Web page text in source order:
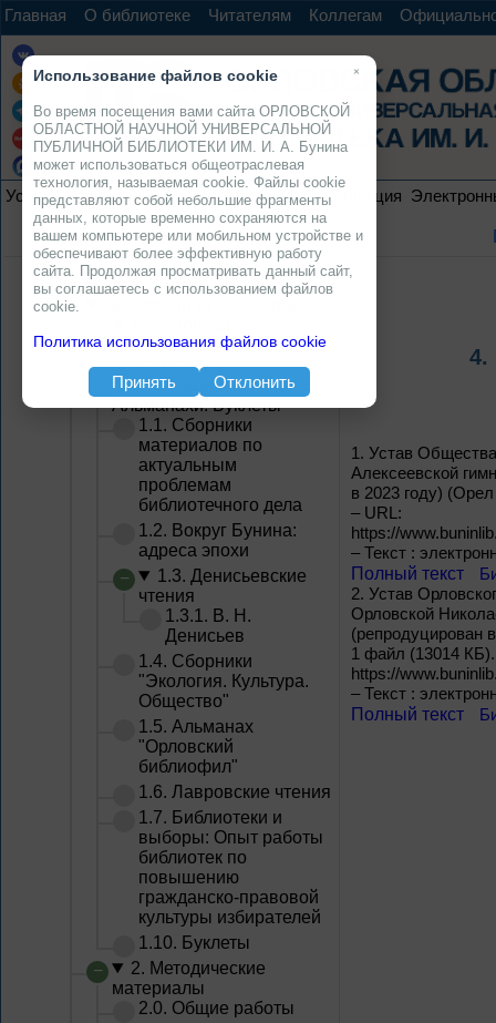
Главная О библиотеке Читателям Коллегам
Услуги Ресурсы Проекты Электронная коллекция
материалов научно-
практических
конференций, семинаров.
Альманахи. Буклеты
1.1. Сборники
материалов по
актуальным
проблемам
библиотечного дела
1.2. Вокруг Бунина:
адреса эпохи
1.3. Денисьевские
чтения
1.3.1. В. Н.
Денисьев
1.4. Сборники
"Экология. Культура.
Общество"
1.5. Альманах
"Орловский
библиофил"
1.6. Лавровские чтения
1.7. Библиотеки и
выборы: Опыт работы
библиотек по
повышению
гражданско-правовой
культуры избирателей
1.10. Буклеты
2. Методические
материалы
2.0. Общие работы
4.
1. Устав
Алексеевской
в 2023 году)
– URL:
https://
– Текст :
Полный текст
2. Устав
Орловской
(репродуцирован
1 файл (13014
https://
– Текст :
Полный текст
×
Использование файлов cookie
Во время посещения вами сайта ОРЛОВСКОЙ
ОБЛАСТНОЙ НАУЧНОЙ УНИВЕРСАЛЬНОЙ
ПУБЛИЧНОЙ БИБЛИОТЕКИ ИМ. И. А. Бунина
может использоваться общеотраслевая
технология, называемая cookie. Файлы cookie
представляют собой небольшие фрагменты
данных, которые временно сохраняются на
вашем компьютере или мобильном устройстве и
обеспечивают более эффективную работу
сайта. Продолжая просматривать данный сайт,
вы соглашаетесь с использованием файлов
cookie.
Политика использования файлов cookie
Принять Отклонить